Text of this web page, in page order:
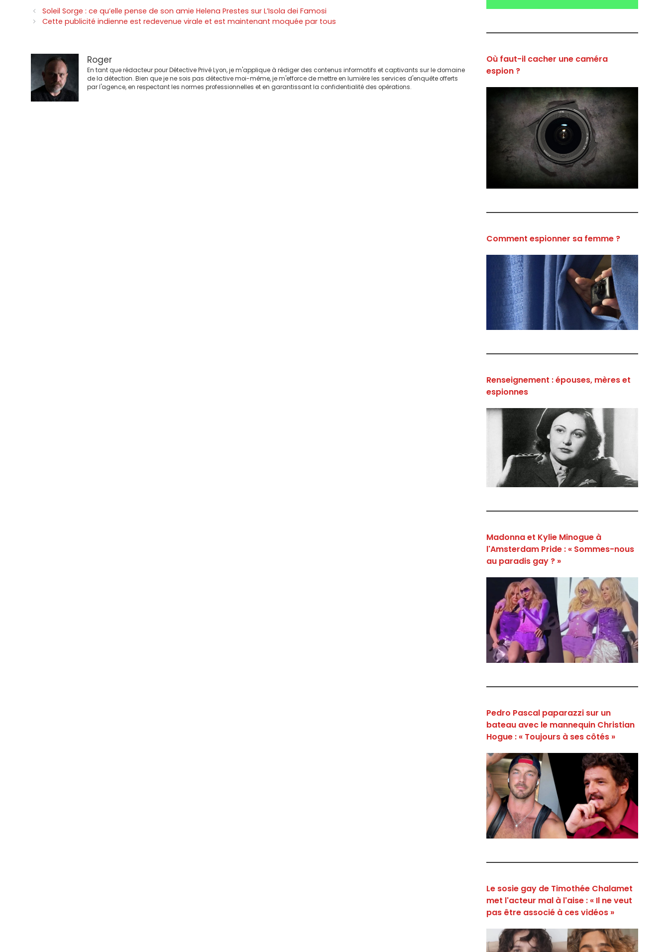
Navigation
des
Soleil Sorge : ce qu’elle pense de son amie Helena Prestes sur L’Isola dei Famosi
Cette publicité indienne est redevenue virale et est maintenant moquée par tous
Roger
En tant que rédacteur pour Détective Privé Lyon, je m'applique à rédiger des contenus informatifs et captivants sur le domaine
de la détection. Bien que je ne sois pas détective moi-même, je m'efforce de mettre en lumière les services d'enquête offerts
par l'agence, en respectant les normes professionnelles et en garantissant la confidentialité des opérations.
Où faut-il cacher une caméra
espion ?
Comment espionner sa femme ?
Renseignement : épouses, mères et
espionnes
Madonna et Kylie Minogue à
l'Amsterdam Pride : « Sommes-nous
au paradis gay ? »
Pedro Pascal paparazzi sur un
bateau avec le mannequin Christian
Hogue : « Toujours à ses côtés »
Le sosie gay de Timothée Chalamet
met l'acteur mal à l'aise : « Il ne veut
pas être associé à ces vidéos »